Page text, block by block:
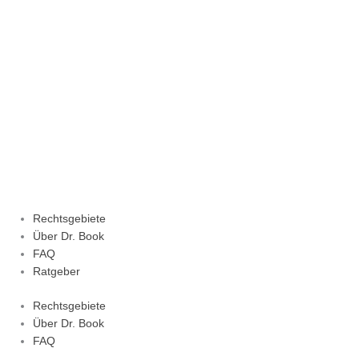
Rechtsgebiete
Über Dr. Book
FAQ
Ratgeber
Rechtsgebiete
Über Dr. Book
FAQ